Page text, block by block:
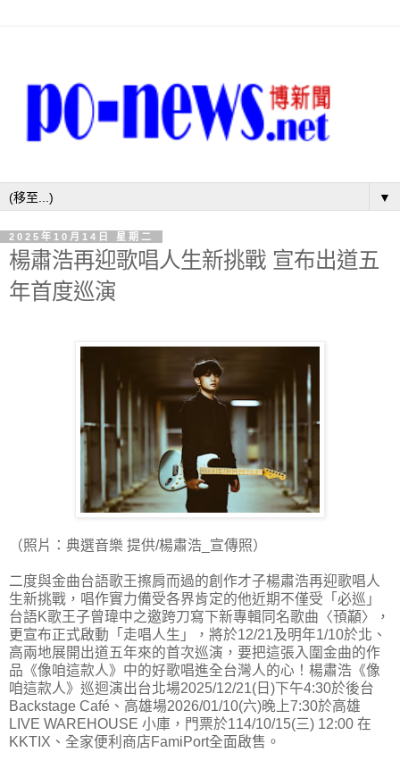
▼
2025年10月14日 星期二
楊肅浩再迎歌唱人生新挑戰 宣布出道五
年首度巡演
（照片：典選音樂 提供/楊肅浩_宣傳照）
二度與金曲台語歌王擦肩而過的創作才子楊肅浩再迎歌唱人
生新挑戰，唱作實力備受各界肯定的他近期不僅受「必巡」
台語K歌王子曾瑋中之邀跨刀寫下新專輯同名歌曲〈頇顢〉，
更宣布正式啟動「走唱人生」，將於12/21及明年1/10於北、
高兩地展開出道五年來的首次巡演，要把這張入圍金曲的作
品《像咱這款人》中的好歌唱進全台灣人的心！楊肅浩《像
咱這款人》巡迴演出台北場2025/12/21(日)下午4:30於後台
Backstage Café、高雄場2026/01/10(六)晚上7:30於高雄
LIVE WAREHOUSE 小庫，門票於114/10/15(三) 12:00 在
KKTIX、全家便利商店FamiPort全面啟售。